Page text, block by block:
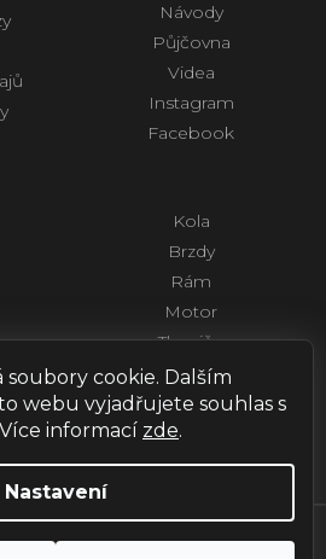
cookie. Dalším
webu vyjadřujete souhlas s
informací zde.
Nastavení
Návody
Půjčovna
Videa
Instagram
Facebook
Kola
Brzdy
Rám
Motor
Tlumiče
Řídítka a ovládaní